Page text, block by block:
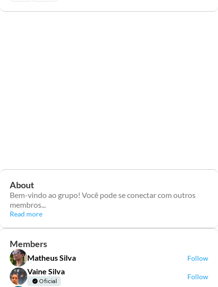
About
Bem-vindo ao grupo! Você pode se conectar com outros
membros...
Read more
Members
Matheus Silva Follow
Vaine Silva
Oficial
Follow